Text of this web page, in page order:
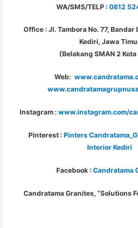
WA/SMS/TELP : 0812
Office : Jl. Tambora No. 77, Bandar
Kediri, Jawa
(Belakang SMAN 2
Web:
Instagram : www.instagram.com/
Pinterest : Pinters
Interior Kediri
Facebook : Candratama
Candratama Granites, “Solutions